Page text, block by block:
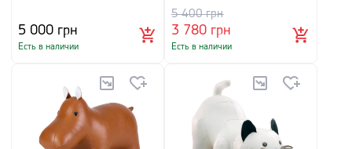
5 000 грн
Есть в наличии
3 780 грн
5 400грн
Есть в наличии